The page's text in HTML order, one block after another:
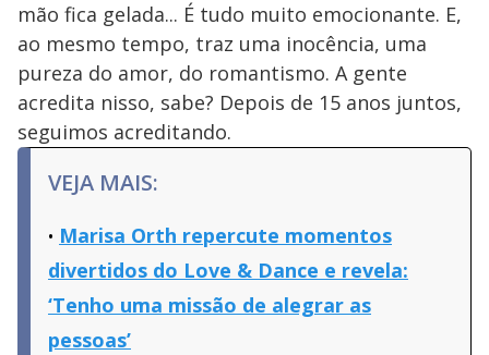
mão fica gelada... É tudo muito emocionante. E,
ao mesmo tempo, traz uma inocência, uma
pureza do amor, do romantismo. A gente
acredita nisso, sabe? Depois de 15 anos juntos,
seguimos acreditando.
VEJA MAIS:
Marisa Orth repercute momentos
divertidos do Love & Dance e revela:
‘Tenho uma missão de alegrar as
pessoas’